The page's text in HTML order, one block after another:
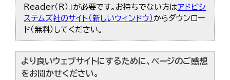
Reader（R）」が必要です。お持ちでない方はアドビシ
ステムズ社のサイト（新しいウィンドウ） からダウンロー
ド（無料）してください。
より良いウェブサイトにするために、ページのご感想
をお聞かせください。